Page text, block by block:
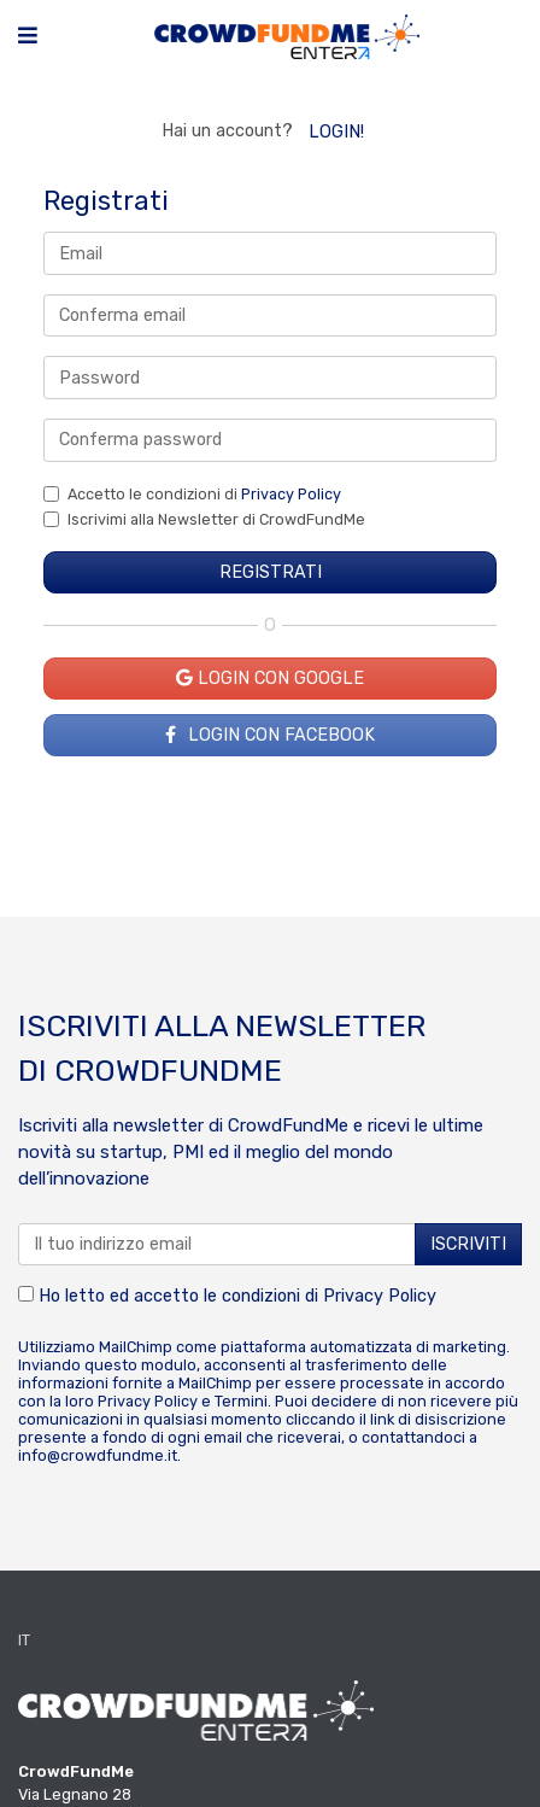
Hai un account? LOGIN!
Registrati
Accetto le condizioni di Privacy Policy
Iscrivimi alla Newsletter di CrowdFundMe
O
LOGIN CON GOOGLE
LOGIN CON FACEBOOK
ISCRIVITI ALLA NEWSLETTER
DI CROWDFUNDME
Iscriviti alla newsletter di CrowdFundMe e ricevi le ultime
novità su startup, PMI ed il meglio del mondo
dell’innovazione
Ho letto ed accetto le condizioni di Privacy Policy
Utilizziamo MailChimp come piattaforma automatizzata di marketing.
Inviando questo modulo, acconsenti al trasferimento delle
informazioni fornite a MailChimp per essere processate in accordo
con la loro Privacy Policy e Termini. Puoi decidere di non ricevere più
comunicazioni in qualsiasi momento cliccando il link di disiscrizione
presente a fondo di ogni email che riceverai, o contattandoci a
info@crowdfundme.it.
IT
CrowdFundMe
Via Legnano 28